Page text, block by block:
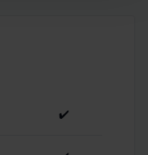
Medien anbieten
Website zu
weiter. Unsere
✔️